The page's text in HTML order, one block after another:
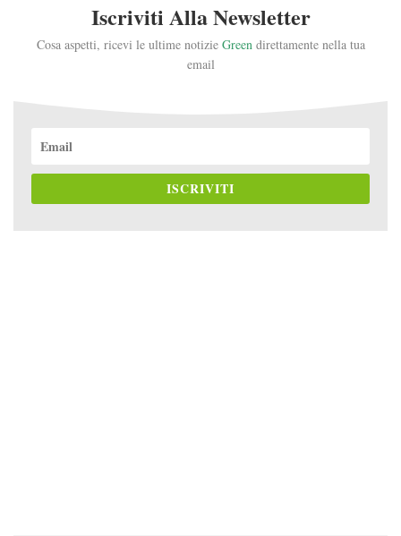
Iscriviti Alla Newsletter
Cosa aspetti, ricevi le ultime notizie Greendirettamente nella tua
email
ISCRIVITI